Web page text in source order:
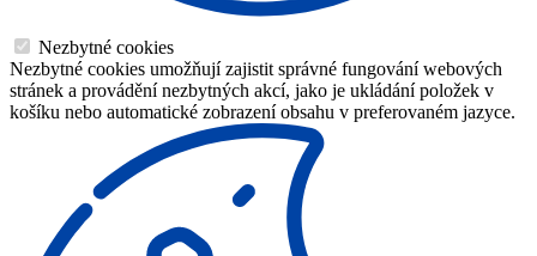
Nezbytné cookies
Nezbytné cookies umožňují zajistit správné fungování webových
stránek a provádění nezbytných akcí, jako je ukládání položek v
košíku nebo automatické zobrazení obsahu v preferovaném jazyce.